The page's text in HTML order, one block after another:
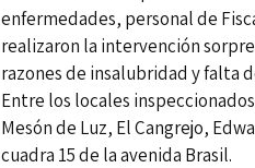
enfermedades, personal de
realizaron la intervención
razones de insalubridad y falta
Entre los locales
Mesón de Luz, El Cangrejo,
cuadra 15 de la avenida Brasil.